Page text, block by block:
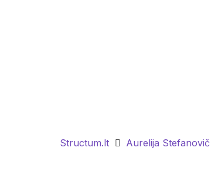
Structum.lt Aurelija Stefanovič